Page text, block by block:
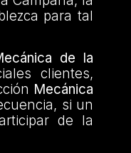
para tal
de la
clientes,
Mecánica
si un
de la